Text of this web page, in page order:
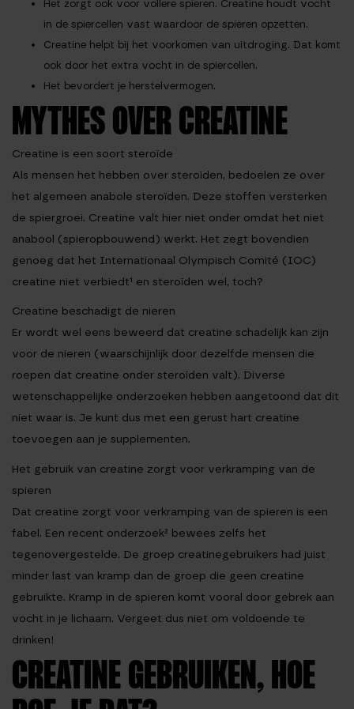
Het zorgt ook voor vollere spieren. Creatine houdt vocht
in de spiercellen vast waardoor de spieren opzetten.
Creatine helpt bij het voorkomen van uitdroging. Dat komt
ook door het extra vocht in de spiercellen.
Het bevordert je herstelvermogen.
MYTHES OVER CREATINE
Creatine is een soort steroïde
Als mensen het hebben over steroïden, bedoelen ze over
het algemeen anabole steroïden. Deze stoffen versterken
de spiergroei. Creatine valt hier niet onder omdat het niet
anabool (spieropbouwend) werkt. Het zegt bovendien
genoeg dat het Internationaal Olympisch Comité (IOC)
creatine niet verbiedt¹ en steroïden wel, toch?
Creatine beschadigt de nieren
Er wordt wel eens beweerd dat creatine schadelijk kan zijn
voor de nieren (waarschijnlijk door dezelfde mensen die
roepen dat creatine onder steroïden valt). Diverse
wetenschappelijke onderzoeken hebben aangetoond dat dit
niet waar is. Je kunt dus met een gerust hart creatine
toevoegen aan je supplementen.
Het gebruik van creatine zorgt voor verkramping van de
spieren
Dat creatine zorgt voor verkramping van de spieren is een
fabel. Een recent onderzoek² bewees zelfs het
tegenovergestelde. De groep creatinegebruikers had juist
minder last van kramp dan de groep die geen creatine
gebruikte. Kramp in de spieren komt vooral door gebrek aan
vocht in je lichaam. Vergeet dus niet om voldoende te
drinken!
CREATINE GEBRUIKEN, HOE